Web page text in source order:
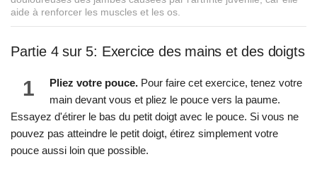
aide à renforcer les muscles et les os.
Partie 4 sur 5: Exercice des mains et des doigts
1 Pliez votre pouce. Pour faire cet exercice, tenez votre
main devant vous et pliez le pouce vers la paume.
Essayez d'étirer le bas du petit doigt avec le pouce. Si vous ne
pouvez pas atteindre le petit doigt, étirez simplement votre
pouce aussi loin que possible.